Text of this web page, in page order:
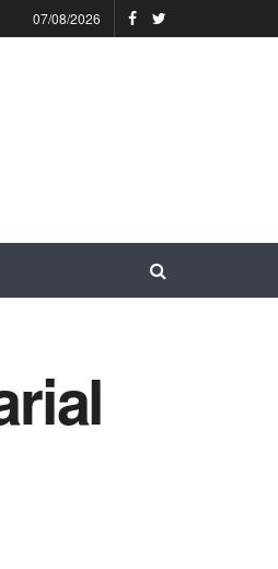
07/08/2026